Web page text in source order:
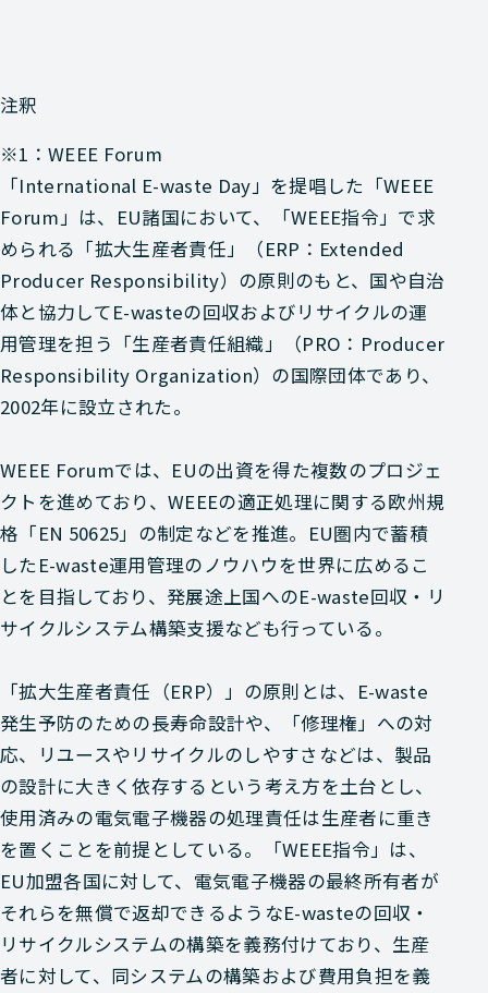
注釈
※1：WEEE Forum
「International E-waste Day」を提唱した「WEEE
Forum」は、EU諸国において、「WEEE指令」で求
められる「拡大生産者責任」（ERP：Extended
Producer Responsibility）の原則のもと、国や自治
体と協力してE-wasteの回収およびリサイクルの運
用管理を担う「生産者責任組織」（PRO：Producer
Responsibility Organization）の国際団体であり、
2002年に設立された。
WEEE Forumでは、EUの出資を得た複数のプロジェ
クトを進めており、WEEEの適正処理に関する欧州規
格「EN 50625」の制定などを推進。EU圏内で蓄積
したE-waste運用管理のノウハウを世界に広めるこ
とを目指しており、発展途上国へのE-waste回収・リ
サイクルシステム構築支援なども行っている。
「拡大生産者責任（ERP）」の原則とは、E-waste
発生予防のための長寿命設計や、「修理権」への対
応、リユースやリサイクルのしやすさなどは、製品
の設計に大きく依存するという考え方を土台とし、
使用済みの電気電子機器の処理責任は生産者に重き
を置くことを前提としている。「WEEE指令」は、
EU加盟各国に対して、電気電子機器の最終所有者が
それらを無償で返却できるようなE-wasteの回収・
リサイクルシステムの構築を義務付けており、生産
者に対して、同システムの構築および費用負担を義